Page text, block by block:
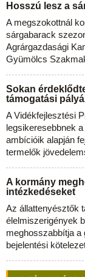
Hosszú lesz a
A megszokottnál
sárgabarack
Agrárgazdasági
Gyümölcs
Sokan
támogatási
A Vidékfejlesztési
legsikeresebbnek
ambícióik alapján
termelők
A kormány
intézkedéseket
Az állattenyésztők
élelmiszerigények
meghosszabbítja a
bejelentési